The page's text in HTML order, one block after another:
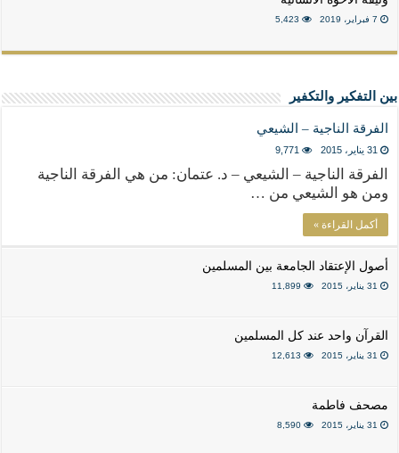
7 فبراير، 2019 5,423
بين التفكير والتكفير
الفرقة الناجية – الشيعي
31 يناير، 2015 9,771
الفرقة الناجية – الشيعي – د. عتمان: من هي الفرقة الناجية
ومن هو الشيعي من …
أكمل القراءة »
أصول الإعتقاد الجامعة بين المسلمين
31 يناير، 2015 11,899
القرآن واحد عند كل المسلمين
31 يناير، 2015 12,613
مصحف فاطمة
31 يناير، 2015 8,590